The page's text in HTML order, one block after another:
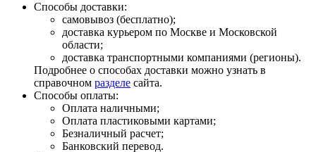
Способы доставки:
самовывоз (бесплатно);
доставка курьером по Москве и Московской
области;
доставка транспортными компаниями (регионы).
Подробнее о способах доставки можно узнать в
справочном разделе сайта.
Способы оплаты:
Оплата наличными;
Оплата пластиковыми картами;
Безналичный расчет;
Банковский перевод.